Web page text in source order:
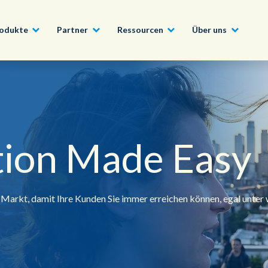
Bau, Fertigung & Immobilien
Telekommunikation
Outsourcing & BPO
Conversational AI Self-Service
Intelligente Automatisierung
Live-Transkription & Zusammenfassung
Partner
Partner werden
Werden Sie Teil des
Partnerprogramms
Vorteilen unseres
Partnernetzwerks.
Erfahren Sie mehr
Ressourcen
News
Videos und Webinare
Über uns
Ein globales Team für eine globale Vision
English - UK
Made Easy
damit Ihre Kunden Sie immer erreichen können, egal unter